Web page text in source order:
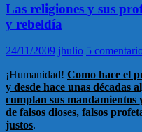
Las religiones y sus
y rebeldía
24/11/2009 jhulio 5
¡Humanidad! Como hace el
y desde hace unas décadas
cumplan sus
de falsos dioses, falsos
justos.